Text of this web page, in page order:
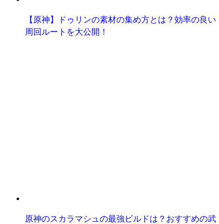
【原神】ドゥリンの素材の集め方とは？効率の良い
周回ルートを大公開！
原神のスカラマシュの最強ビルドは？おすすめの武